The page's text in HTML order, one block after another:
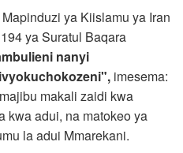
ya Kiislamu ya Iran
ya Suratul Baqara
nanyi
imesema:
makali zaidi kwa
kwa adui, na matokeo ya
la adui Mmarekani.